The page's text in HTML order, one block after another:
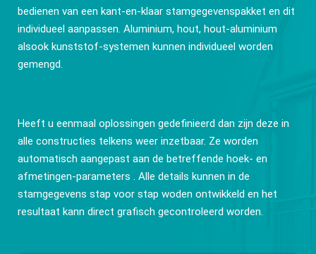
bedienen van een kant-en-klaar stamgegevenspakket en dit
individueel aanpassen. Aluminium, hout, hout-aluminium
alsook kunststof-systemen kunnen individueel worden
gemengd.
Heeft u eenmaal oplossingen gedefinieerd dan zijn deze in
alle constructies telkens weer inzetbaar. Ze worden
automatisch aangepast aan de betreffende hoek- en
afmetingen-parameters . Alle details kunnen in de
stamgegevens stap voor stap woden ontwikkeld en het
resultaat kann direct grafisch gecontroleerd worden.